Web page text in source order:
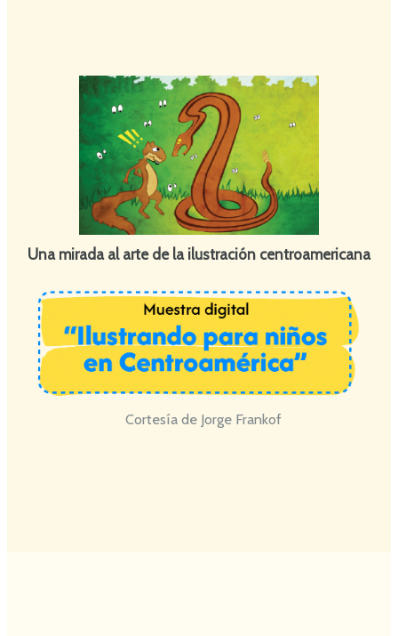
Una mirada al arte de la ilustración centroamericana
Cortesía de Jorge Frankof